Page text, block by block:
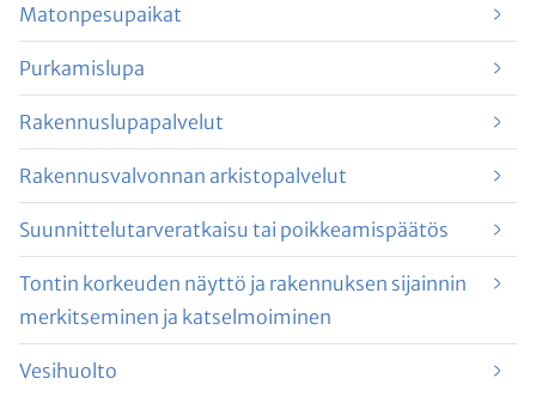
Matonpesupaikat
Purkamislupa
Rakennuslupapalvelut
Rakennusvalvonnan arkistopalvelut
Suunnittelutarveratkaisu tai poikkeamispäätös
Tontin korkeuden näyttö ja rakennuksen sijainnin
merkitseminen ja katselmoiminen
Vesihuolto